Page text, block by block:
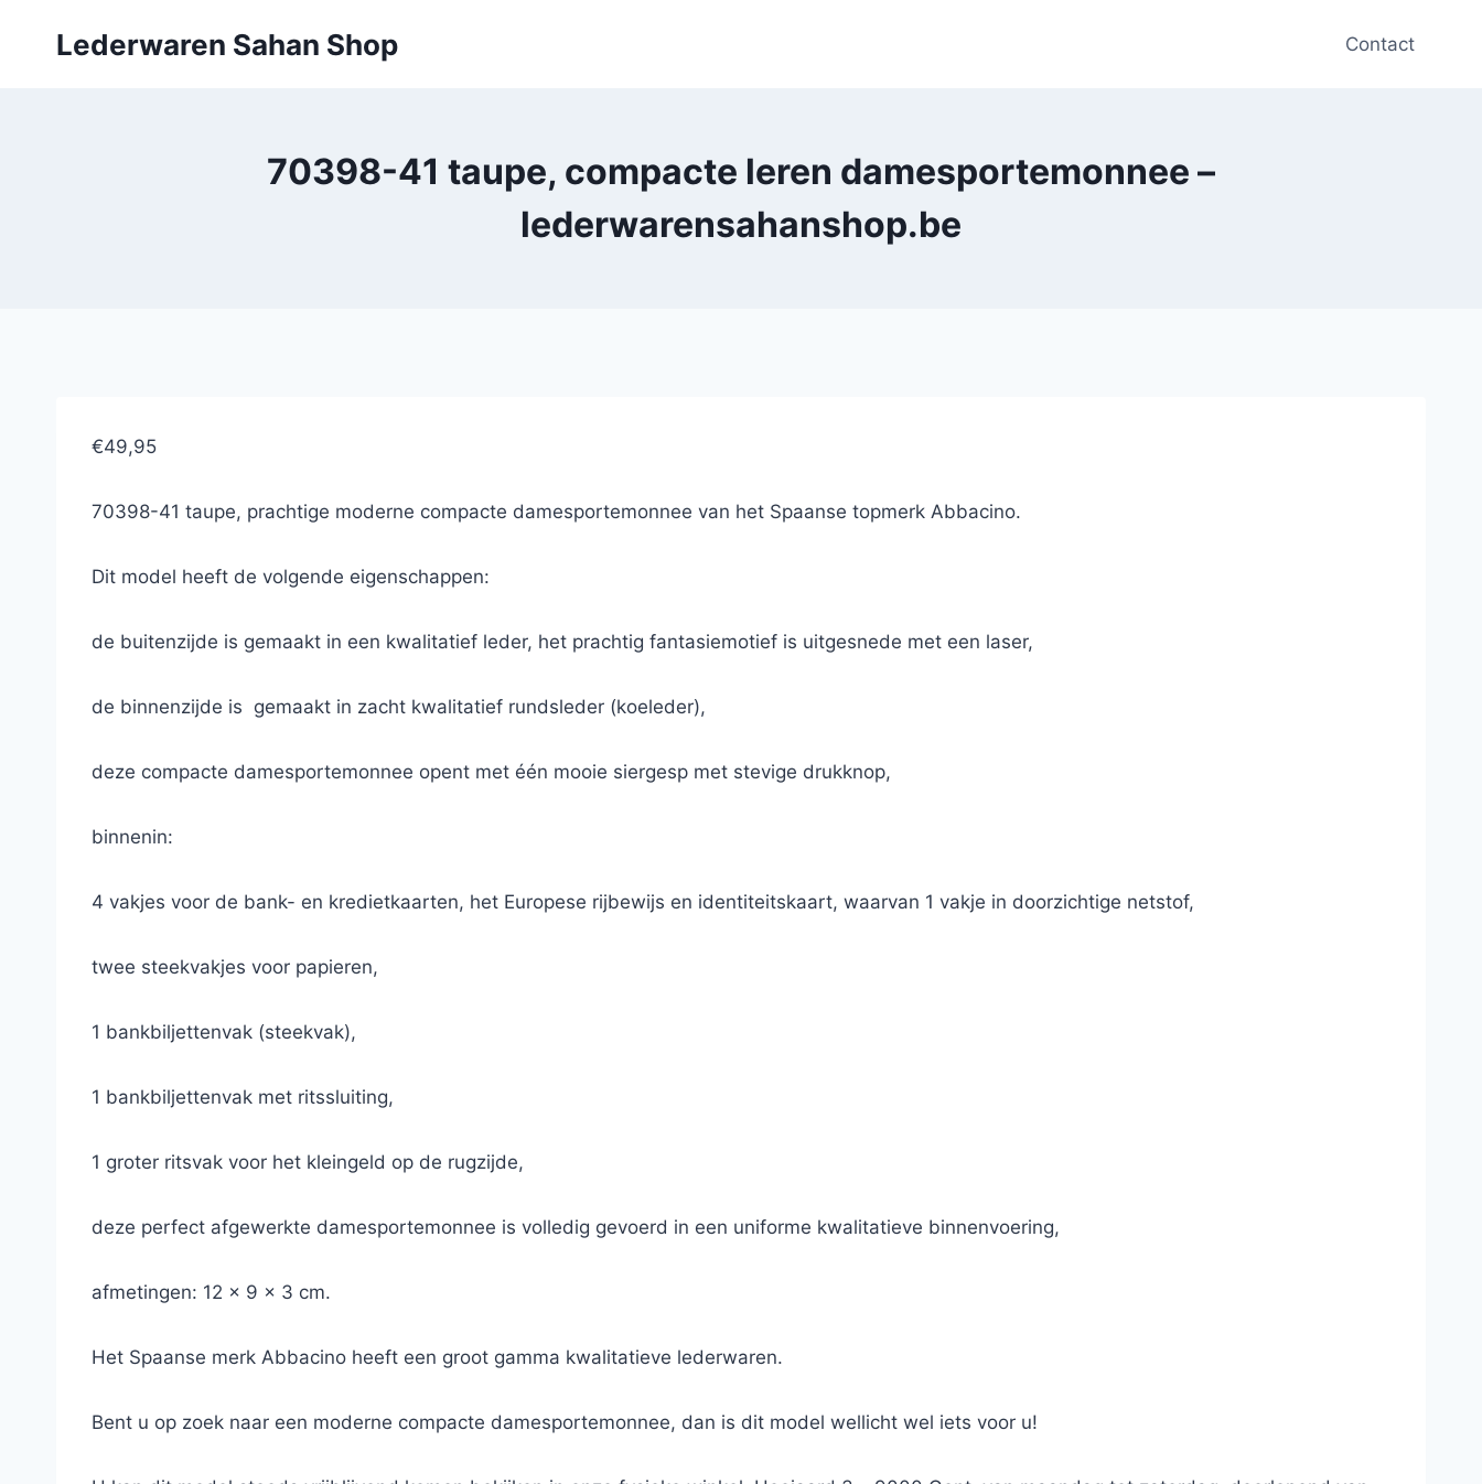
Lederwaren Sahan Shop Contact
70398-41 taupe, compacte leren damesportemonnee –
lederwarensahanshop.be
€49,95
70398-41 taupe, prachtige moderne compacte damesportemonnee van het Spaanse topmerk Abbacino.
Dit model heeft de volgende eigenschappen:
de buitenzijde is gemaakt in een kwalitatief leder, het prachtig fantasiemotief is uitgesnede met een laser,
de binnenzijde is gemaakt in zacht kwalitatief rundsleder (koeleder),
deze compacte damesportemonnee opent met één mooie siergesp met stevige drukknop,
binnenin:
4 vakjes voor de bank- en kredietkaarten, het Europese rijbewijs en identiteitskaart, waarvan 1 vakje in doorzichtige netstof,
twee steekvakjes voor papieren,
1 bankbiljettenvak (steekvak),
1 bankbiljettenvak met ritssluiting,
1 groter ritsvak voor het kleingeld op de rugzijde,
deze perfect afgewerkte damesportemonnee is volledig gevoerd in een uniforme kwalitatieve binnenvoering,
afmetingen: 12 x 9 x 3 cm.
Het Spaanse merk Abbacino heeft een groot gamma kwalitatieve lederwaren.
Bent u op zoek naar een moderne compacte damesportemonnee, dan is dit model wellicht wel iets voor u!